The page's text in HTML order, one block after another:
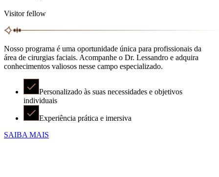
Visitor fellow
Nosso programa é uma oportunidade única para profissionais da
área de cirurgias faciais. Acompanhe o Dr. Lessandro e adquira
conhecimentos valiosos nesse campo especializado.
Personalizado às suas necessidades e objetivos
individuais
Experiência prática e imersiva
SAIBA MAIS